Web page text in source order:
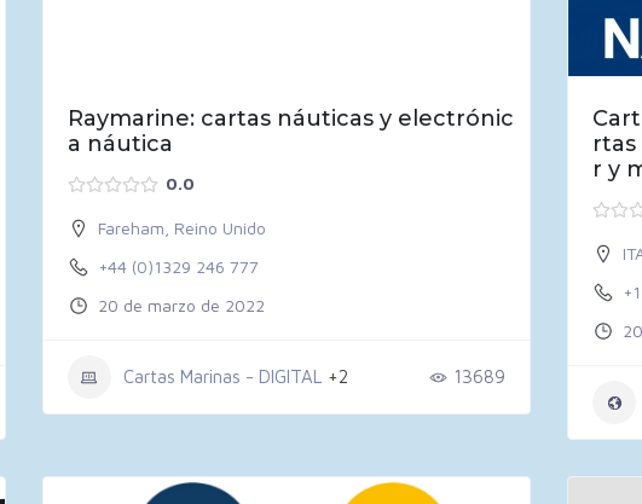
Raymarine: cartas náuticas y electrónic
a náutica
0.0
Fareham Reino Unido
+44 (0)1329 246 777
20 de marzo de 2022
Cartas Marinas - DIGITAL +2 13689
r y